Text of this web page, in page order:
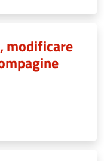
modificare